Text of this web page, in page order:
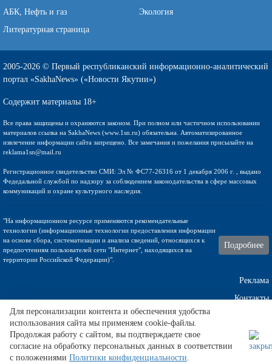
АБК, Нефть и газ
Экология
Литературная страница
2005-2026 © Первый республиканский информационно-аналитический
портал «SakhaNews» («Новости Якутии»)
Содержит материалы 18+
Все права защищены и охраняются законом. При полном или частичном использовании
материалов ссылка на SakhaNews (www.1sn.ru) обязательна. Автоматизированное
извлечение информации сайта запрещено. Все замечания и пожелания присылайте на
reklama1sn@mail.ru
Регистрационное свидетельство СМИ: Эл № ФС77-26316 от 1 декабря 2006 г. , выдано
Федедальной службой по надзору за соблюдением законодательства в сфере массовых
коммуникаций и охране культурного наследия.
"На информационном ресурсе применяются рекомендательные
технологии (информационные технологии предоставления информации
на основе сбора, систематизации и анализа сведений, относящихся к
предпочтениям пользователей сети "Интернет", находящихся на
территории Российской Федерации)".
Подробнее
Реклама
Контакты
Техническа поддержка
Для персонализации контента и обеспечения удобства
использования сайта мы применяем cookie-файлы.
Продолжая работу с сайтом, вы подтверждаете свое
согласие на обработку персональных данных в соответствии
с положениями Политики конфиденциальности.